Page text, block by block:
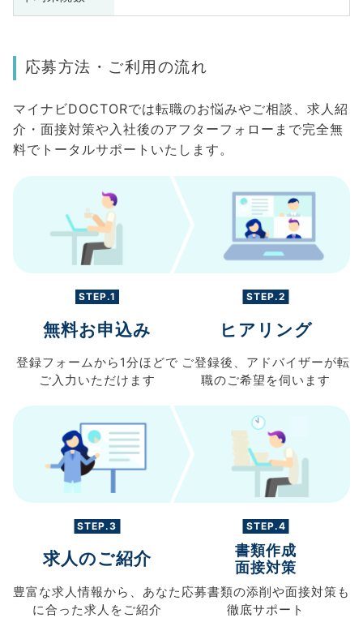
応募方法・ご利用の流れ
マイナビDOCTORでは転職のお悩みやご相談、求人紹
介・面接対策や入社後のアフターフォローまで完全無
料でトータルサポートいたします。
STEP.1
無料お申込み
登録フォームから 1分ほどで
ご入力 いただけます
STEP.2
ヒアリング
ご登録後、 アドバイザーが転
職のご希望を伺います
STEP.3
求人のご紹介
豊富な求人情報から、 あなた
に合った求人を ご紹介
STEP.4
書類作成
面接対策
応募書類の添削や面接対策も
徹底サポート